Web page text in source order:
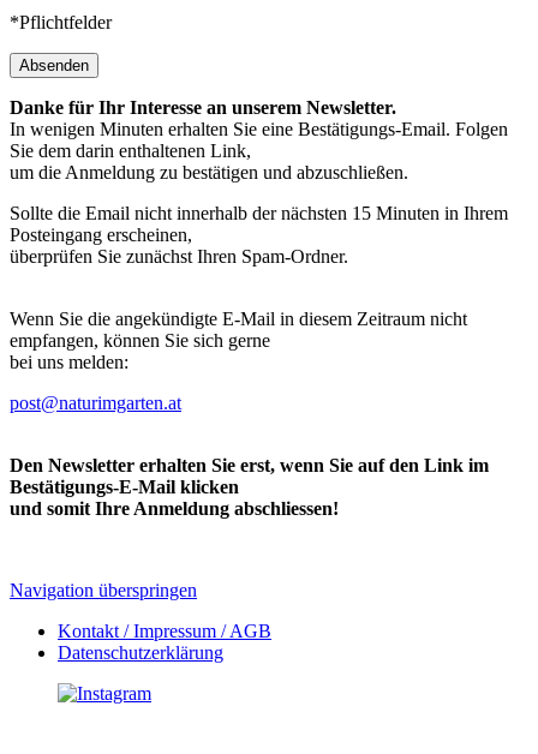
*Pflichtfelder
Absenden
Danke für Ihr Interesse an unserem Newsletter.
In wenigen Minuten erhalten Sie eine Bestätigungs-Email. Folgen
Sie dem darin enthaltenen Link,
um die Anmeldung zu bestätigen und abzuschließen.
Sollte die Email nicht innerhalb der nächsten 15 Minuten in Ihrem
Posteingang erscheinen,
überprüfen Sie zunächst Ihren Spam-Ordner.
Wenn Sie die angekündigte E-Mail in diesem Zeitraum nicht
empfangen, können Sie sich gerne
bei uns melden:
post@naturimgarten.at
Den Newsletter erhalten Sie erst, wenn Sie auf den Link im
Bestätigungs-E-Mail klicken
und somit Ihre Anmeldung abschliessen!
Navigation überspringen
Kontakt / Impressum / AGB
Datenschutzerklärung